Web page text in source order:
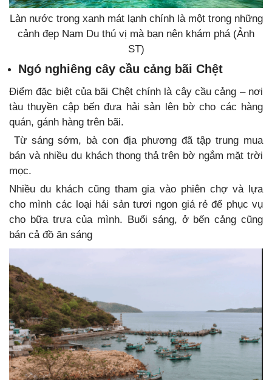
Làn nước trong xanh mát lạnh chính là một trong những
cảnh đẹp Nam Du thú vị mà bạn nên khám phá (Ảnh
ST)
Ngó nghiêng cây cầu cảng bãi Chệt
Điểm đặc biệt của bãi Chệt chính là cây cầu cảng – nơi
tàu thuyền cập bến đưa hải sản lên bờ cho các hàng
quán, gánh hàng trên bãi.
Từ sáng sớm, bà con địa phương đã tập trung mua
bán và nhiều du khách thong thả trên bờ ngắm mặt trời
mọc.
Nhiều du khách cũng tham gia vào phiên chợ và lựa
cho mình các loại hải sản tươi ngon giá rẻ để phục vụ
cho bữa trưa của mình. Buổi sáng, ở bến cảng cũng
bán cả đồ ăn sáng